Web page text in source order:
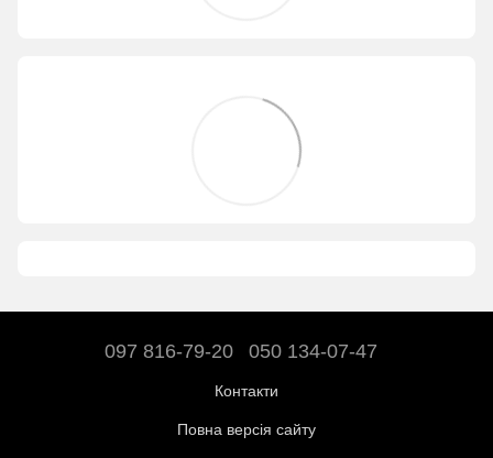
097 816-79-20 050 134-07-47
Контакти
Повна версія сайту